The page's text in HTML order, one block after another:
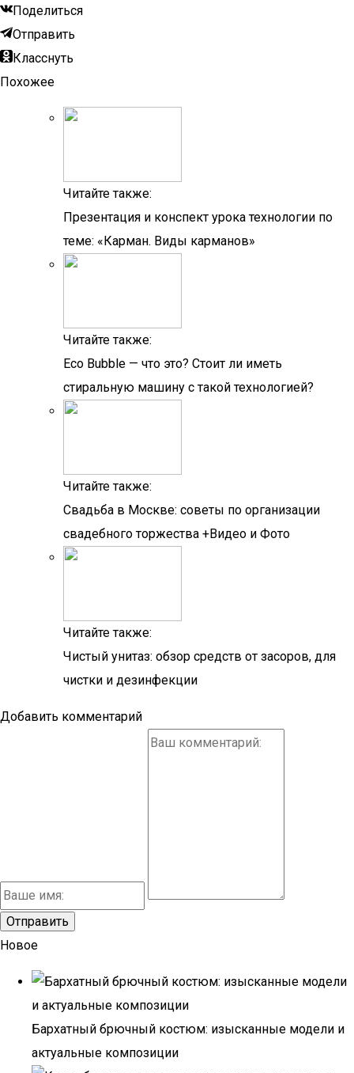
Поделиться
Отправить
Класснуть
Похожее
Читайте также:
Презентация и конспект урока технологии по
теме: «Карман. Виды карманов»
Читайте также:
Eco Bubble — что это? Стоит ли иметь
стиральную машину с такой технологией?
Читайте также:
Свадьба в Москве: советы по организации
свадебного торжества +Видео и Фото
Читайте также:
Чистый унитаз: обзор средств от засоров, для
чистки и дезинфекции
Добавить комментарий
Новое
Бархатный брючный костюм: изысканные модели и
актуальные композиции